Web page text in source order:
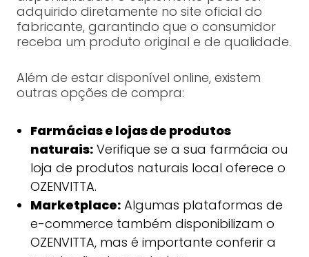
adquirido diretamente no site oficial do
fabricante, garantindo que o consumidor
receba um produto original e de qualidade.
Além de estar disponível online, existem
outras opções de compra:
Farmácias e lojas de produtos
naturais:Verifique se a sua farmácia ou
loja de produtos naturais local oferece o
OZENVITTA.
Marketplace:Algumas plataformas de
e-commerce também disponibilizam o
OZENVITTA, mas é importante conferir a